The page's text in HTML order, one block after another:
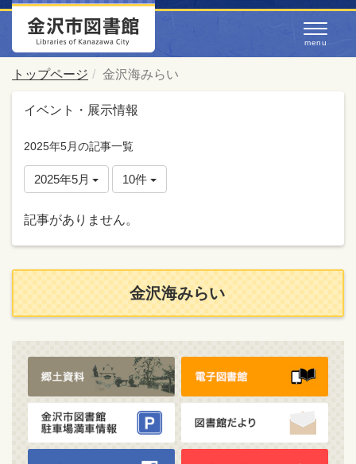
トップページ 金沢海みらい
イベント・展示情報
2025年5月の記事一覧
2025年5月 10件
記事がありません。
金沢海みらい